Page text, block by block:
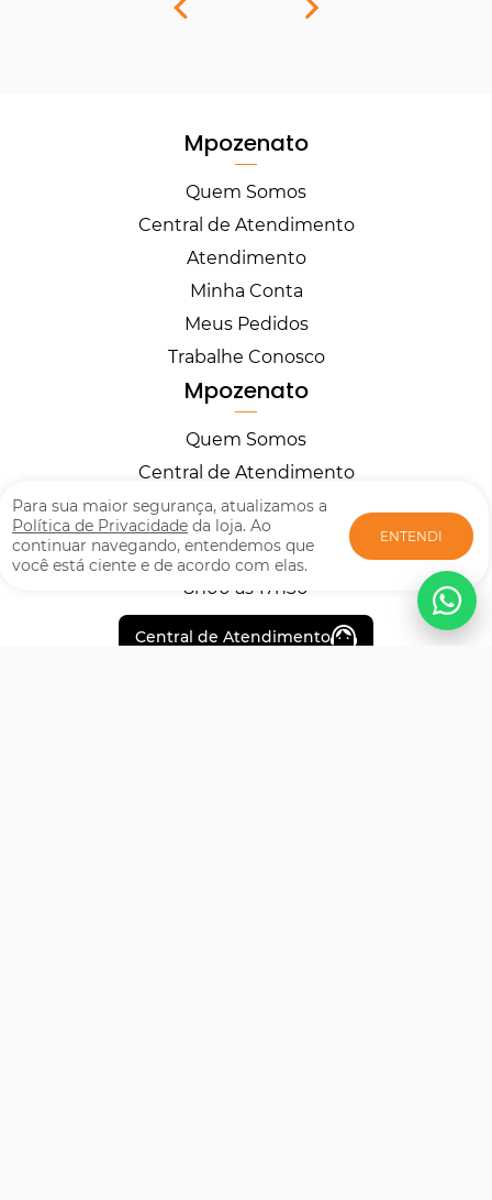
Para sua maior segurança, atualizamos a
Política de Privacidade da loja. Ao
continuar navegando, entendemos que
você está ciente e de acordo com elas.
ENTENDI
Mpozenato
Quem Somos
Central de Atendimento
Atendimento
Minha Conta
Meus Pedidos
Trabalhe Conosco
Mpozenato
Quem Somos
Central de Atendimento
Horários
Segunda à Sexta
8h00 às 17h30
Central de Atendimento